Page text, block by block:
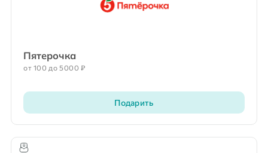
Пятерочка
от 100 до 5000 ₽
Подарить